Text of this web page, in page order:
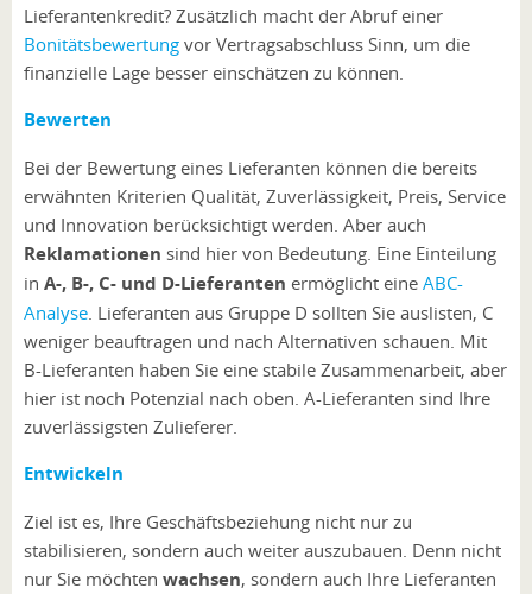
Lieferantenkredit? Zusätzlich macht der Abruf einer
Bonitätsbewertung vor Vertragsabschluss Sinn, um die
finanzielle Lage besser einschätzen zu können.
Bewerten
Bei der Bewertung eines Lieferanten können die bereits
erwähnten Kriterien Qualität, Zuverlässigkeit, Preis, Service
und Innovation berücksichtigt werden. Aber auch
Reklamationen sind hier von Bedeutung. Eine Einteilung
in A-, B-, C- und D-Lieferanten ermöglicht eine ABC-
Analyse . Lieferanten aus Gruppe D sollten Sie auslisten, C
weniger beauftragen und nach Alternativen schauen. Mit
B-Lieferanten haben Sie eine stabile Zusammenarbeit, aber
hier ist noch Potenzial nach oben. A-Lieferanten sind Ihre
zuverlässigsten Zulieferer.
Entwickeln
Ziel ist es, Ihre Geschäftsbeziehung nicht nur zu
stabilisieren, sondern auch weiter auszubauen. Denn nicht
nur Sie möchten wachsen, sondern auch Ihre Lieferanten